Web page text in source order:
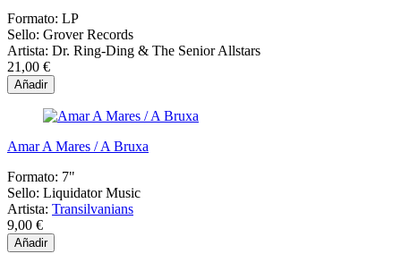
Formato: LP
Sello: Grover Records
Artista: Dr. Ring-Ding & The Senior Allstars
21,00 €
Añadir
Amar A Mares / A Bruxa
Formato: 7"
Sello: Liquidator Music
Artista: Transilvanians
9,00 €
Añadir